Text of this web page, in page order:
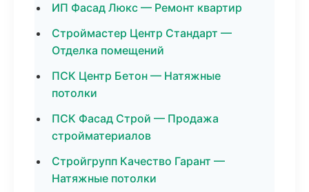
ИП Фасад Люкс — Ремонт квартир
Строймастер Центр Стандарт —
Отделка помещений
ПСК Центр Бетон — Натяжные
потолки
ПСК Фасад Строй — Продажа
стройматериалов
Стройгрупп Качество Гарант —
Натяжные потолки